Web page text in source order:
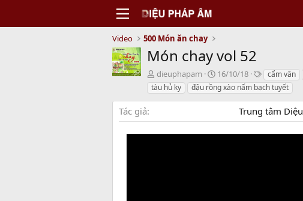
Video 500 Món ăn chay
Món chay vol 52
N
g
ư
dieuphapam
C
r
e
16/10/18
T
a
g
cẩm vân
tàu hủ ky
đậu rồng xào nấm bạch tuyết
Tác giả Trung tâm